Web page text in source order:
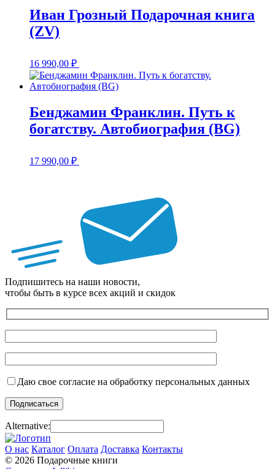
Иван Грозный Подарочная книга
(ZV)
16 990,00 ₽
Бенджамин Франклин. Путь к
богатству. Автобиография (BG)
17 990,00 ₽
Подпишитесь на наши новости,
чтобы быть в курсе всех акций и скидок
Даю свое согласие на обработку персональных данных
Alternative:
О нас Каталог Оплата Доставка Контакты
© 2026 Подарочные книги